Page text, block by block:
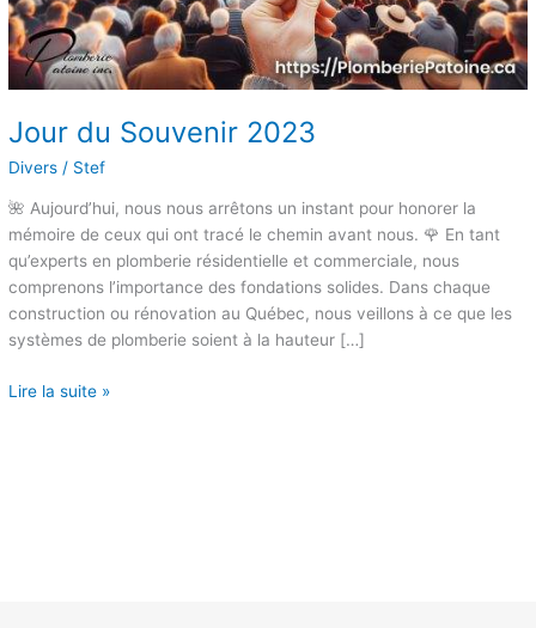
Jour du Souvenir 2023
Divers / Stef
🌺 Aujourd’hui, nous nous arrêtons un instant pour honorer la
mémoire de ceux qui ont tracé le chemin avant nous. 🌹 En tant
qu’experts en plomberie résidentielle et commerciale, nous
comprenons l’importance des fondations solides. Dans chaque
construction ou rénovation au Québec, nous veillons à ce que les
systèmes de plomberie soient à la hauteur […]
Lire la suite »